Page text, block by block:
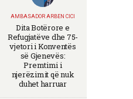
AMBASADOR ARBEN CICI
Dita Botërore e
Refugjatëve dhe 75-
vjetori i Konventës
së Gjenevës:
Premtimi i
njerëzimit që nuk
duhet harruar